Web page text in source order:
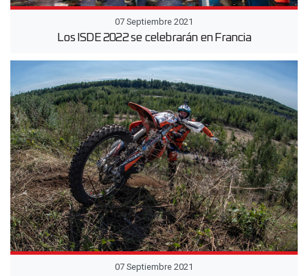
07 Septiembre 2021
Los ISDE 2022 se celebrarán en Francia
07 Septiembre 2021